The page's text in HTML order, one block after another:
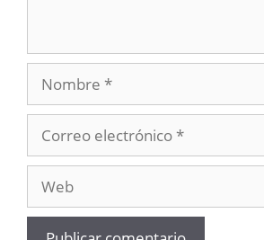
electrónico